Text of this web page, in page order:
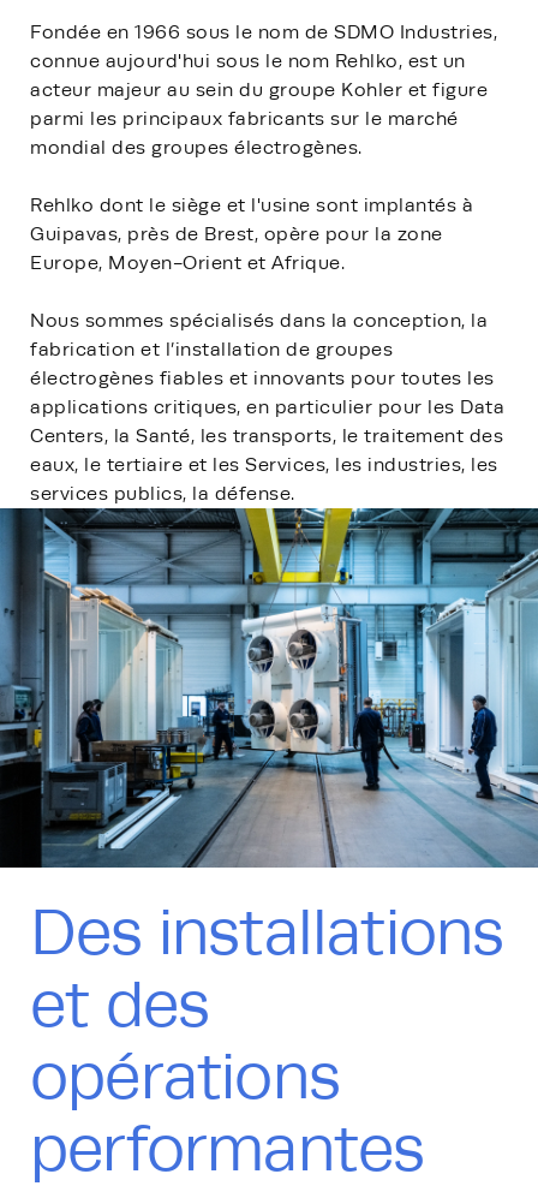
Fondée en 1966 sous le nom de SDMO Industries,
connue aujourd'hui sous le nom Rehlko, est un
acteur majeur au sein du groupe Kohler et figure
parmi les principaux fabricants sur le marché
mondial des groupes électrogènes.
Rehlko dont le siège et l'usine sont implantés à
Guipavas, près de Brest, opère pour la zone
Europe, Moyen-Orient et Afrique.
Nous sommes spécialisés dans la conception, la
fabrication et l’installation de groupes
électrogènes fiables et innovants pour toutes les
applications critiques, en particulier pour les Data
Centers, la Santé, les transports, le traitement des
eaux, le tertiaire et les Services, les industries, les
services publics, la défense.
Des installations
et des
opérations
performantes